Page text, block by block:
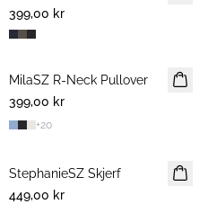
399,00 kr
NYHET
MilaSZ R-Neck Pullover
399,00 kr
+20
NYHET
StephanieSZ Skjerf
449,00 kr